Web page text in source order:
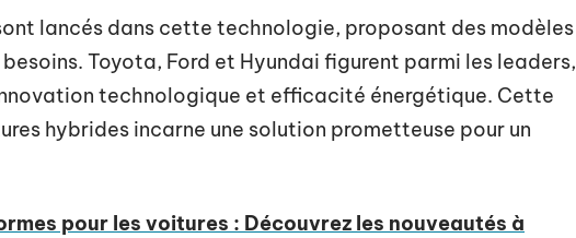
lancés dans cette technologie, proposant des modèles
Toyota, Ford et Hyundai figurent parmi les leaders,
technologique et efficacité énergétique. Cette
hybrides incarne une solution prometteuse pour un
pour les voitures : Découvrez les nouveautés à